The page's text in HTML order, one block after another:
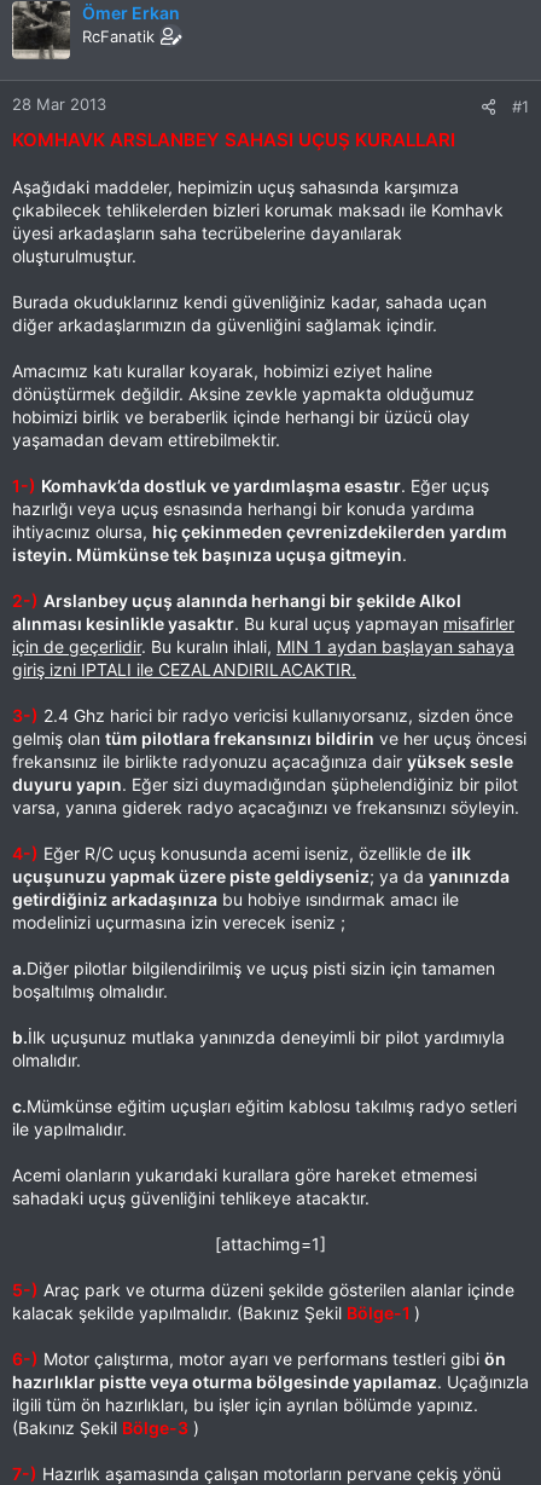
Ömer Erkan
RcFanatik
28 Mar 2013 #1
KOMHAVK ARSLANBEY SAHASI UÇUŞ KURALLARI
Aşağıdaki maddeler, hepimizin uçuş sahasında karşımıza
çıkabilecek tehlikelerden bizleri korumak maksadı ile Komhavk
üyesi arkadaşların saha tecrübelerine dayanılarak
oluşturulmuştur.
Burada okuduklarınız kendi güvenliğiniz kadar, sahada uçan
diğer arkadaşlarımızın da güvenliğini sağlamak içindir.
Amacımız katı kurallar koyarak, hobimizi eziyet haline
dönüştürmek değildir. Aksine zevkle yapmakta olduğumuz
hobimizi birlik ve beraberlik içinde herhangi bir üzücü olay
yaşamadan devam ettirebilmektir.
1-) Komhavk’da dostluk ve yardımlaşma esastır. Eğer uçuş
hazırlığı veya uçuş esnasında herhangi bir konuda yardıma
ihtiyacınız olursa, hiç çekinmeden çevrenizdekilerden yardım
isteyin. Mümkünse tek başınıza uçuşa gitmeyin.
2-) Arslanbey uçuş alanında herhangi bir şekilde Alkol
alınması kesinlikle yasaktır. Bu kural uçuş yapmayan misafirler
için de geçerlidir. Bu kuralın ihlali, MIN 1 aydan başlayan sahaya
giriş izni IPTALI ile CEZALANDIRILACAKTIR.
3-) 2.4 Ghz harici bir radyo vericisi kullanıyorsanız, sizden önce
gelmiş olan tüm pilotlara frekansınızı bildirin ve her uçuş öncesi
frekansınız ile birlikte radyonuzu açacağınıza dair yüksek sesle
duyuru yapın. Eğer sizi duymadığından şüphelendiğiniz bir pilot
varsa, yanına giderek radyo açacağınızı ve frekansınızı söyleyin.
4-) Eğer R/C uçuş konusunda acemi iseniz, özellikle de ilk
uçuşunuzu yapmak üzere piste geldiyseniz; ya da yanınızda
getirdiğiniz arkadaşınıza bu hobiye ısındırmak amacı ile
modelinizi uçurmasına izin verecek iseniz ;
a.Diğer pilotlar bilgilendirilmiş ve uçuş pisti sizin için tamamen
boşaltılmış olmalıdır.
b.İlk uçuşunuz mutlaka yanınızda deneyimli bir pilot yardımıyla
olmalıdır.
c.Mümkünse eğitim uçuşları eğitim kablosu takılmış radyo setleri
ile yapılmalıdır.
Acemi olanların yukarıdaki kurallara göre hareket etmemesi
sahadaki uçuş güvenliğini tehlikeye atacaktır.
[attachimg=1]​
5-) Araç park ve oturma düzeni şekilde gösterilen alanlar içinde
kalacak şekilde yapılmalıdır. (Bakınız Şekil Bölge-1 )
6-) Motor çalıştırma, motor ayarı ve performans testleri gibi ön
hazırlıklar pistte veya oturma bölgesinde yapılamaz. Uçağınızla
ilgili tüm ön hazırlıkları, bu işler için ayrılan bölümde yapınız.
(Bakınız Şekil Bölge-3 )
7-) Hazırlık aşamasında çalışan motorların pervane çekiş yönü